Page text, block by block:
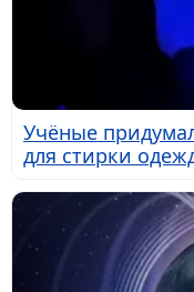
Учёные
для стирки